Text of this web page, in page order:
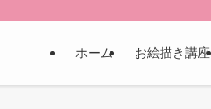
ホーム お絵描き講座